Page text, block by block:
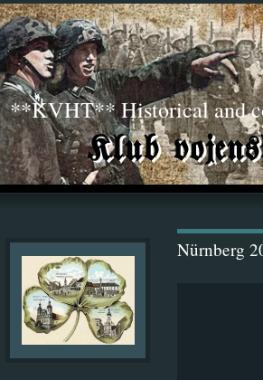
**KVHT** Historical and
Nürnberg